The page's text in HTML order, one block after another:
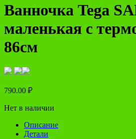
Ванночка Tega
маленькая с
86см
790.00 ₽
Нет в наличии
Описание
Детали